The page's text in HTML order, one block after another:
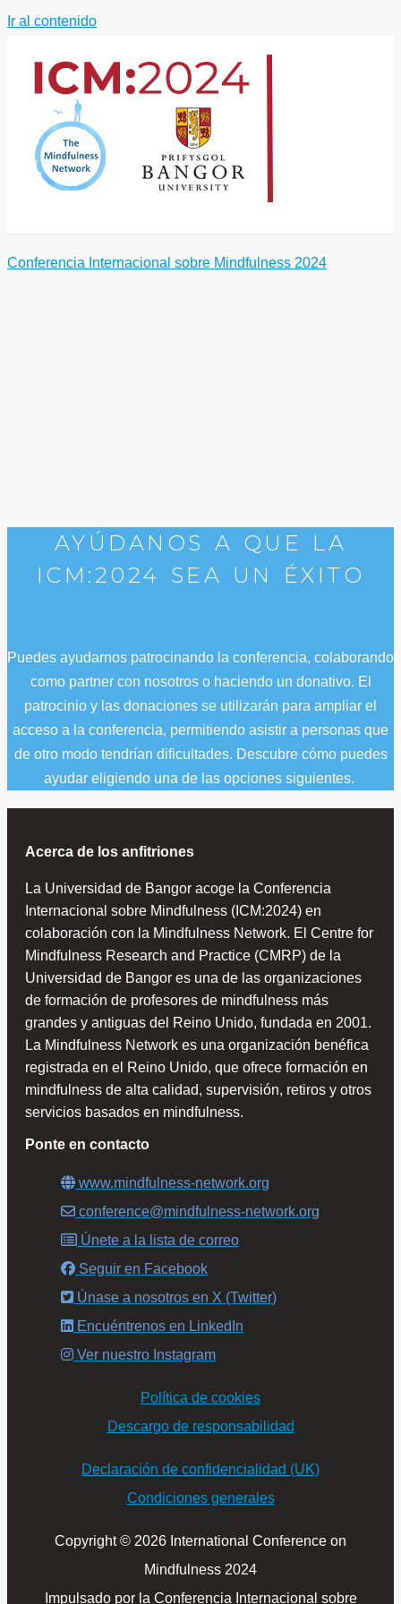
Ir al contenido
Conferencia Internacional sobre Mindfulness 2024
AYÚDANOS A QUE LA
ICM:2024 SEA UN ÉXITO
Puedes ayudarnos patrocinando la conferencia, colaborando
como partner con nosotros o haciendo un donativo. El
patrocinio y las donaciones se utilizarán para ampliar el
acceso a la conferencia, permitiendo asistir a personas que
de otro modo tendrían dificultades. Descubre cómo puedes
ayudar eligiendo una de las opciones siguientes.
Acerca de los anfitriones
La Universidad de Bangor acoge la Conferencia
Internacional sobre Mindfulness (ICM:2024) en
colaboración con la Mindfulness Network. El Centre for
Mindfulness Research and Practice (CMRP) de la
Universidad de Bangor es una de las organizaciones
de formación de profesores de mindfulness más
grandes y antiguas del Reino Unido, fundada en 2001.
La Mindfulness Network es una organización benéfica
registrada en el Reino Unido, que ofrece formación en
mindfulness de alta calidad, supervisión, retiros y otros
servicios basados en mindfulness.
Ponte en contacto
www.mindfulness-network.org
conference@mindfulness-network.org
Únete a la lista de correo
Seguir en Facebook
Únase a nosotros en X (Twitter)
Encuéntrenos en LinkedIn
Ver nuestro Instagram
Política de cookies
Descargo de responsabilidad
Declaración de confidencialidad (UK)
Condiciones generales
Copyright © 2026 International Conference on
Mindfulness 2024
Impulsado por la Conferencia Internacional sobre